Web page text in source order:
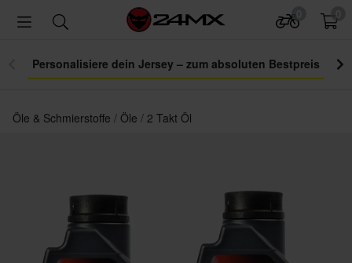
Personalisiere dein Jersey – zum absoluten Bestpreis
Öle & Schmierstoffe Öle 2 Takt Öl